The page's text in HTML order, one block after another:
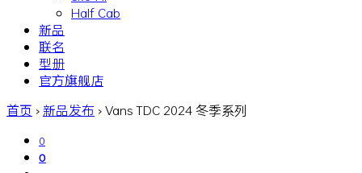
Half Cab
新品
联名
型册
官方旗舰店
首页 ›新品发布 ›Vans TDC 2024 冬季系列
0
0